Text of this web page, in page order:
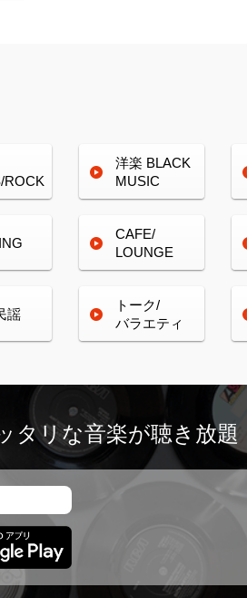
ROCK
洋楽 BLACK
MUSIC
CAFE/
LOUNGE
謡
トーク/
バラエティ
タリな音楽が聴き放題